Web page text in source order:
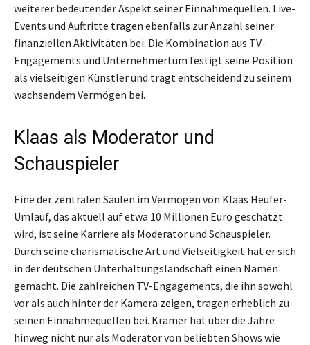
weiterer bedeutender Aspekt seiner Einnahmequellen. Live-
Events und Auftritte tragen ebenfalls zur Anzahl seiner
finanziellen Aktivitäten bei. Die Kombination aus TV-
Engagements und Unternehmertum festigt seine Position
als vielseitigen Künstler und trägt entscheidend zu seinem
wachsendem Vermögen bei.
Klaas als Moderator und
Schauspieler
Eine der zentralen Säulen im Vermögen von Klaas Heufer-
Umlauf, das aktuell auf etwa 10 Millionen Euro geschätzt
wird, ist seine Karriere als Moderator und Schauspieler.
Durch seine charismatische Art und Vielseitigkeit hat er sich
in der deutschen Unterhaltungslandschaft einen Namen
gemacht. Die zahlreichen TV-Engagements, die ihn sowohl
vor als auch hinter der Kamera zeigen, tragen erheblich zu
seinen Einnahmequellen bei. Kramer hat über die Jahre
hinweg nicht nur als Moderator von beliebten Shows wie